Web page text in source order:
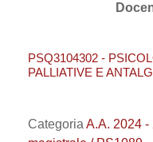
PSQ3104302 -
PALLIATIVE E
Categoria A.A. 2024 -